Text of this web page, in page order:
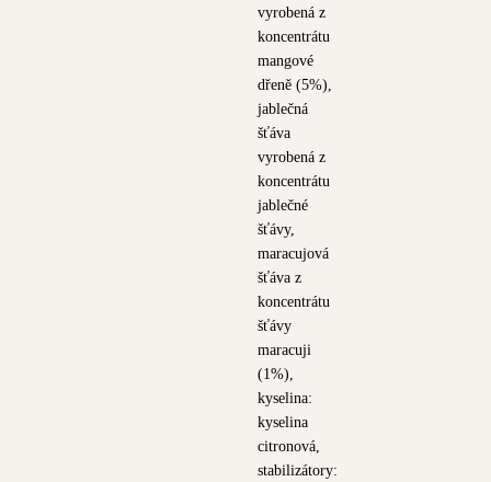
vyrobená z
koncentrátu
mangové
dřeně (5%),
jablečná
šťáva
vyrobená z
koncentrátu
jablečné
šťávy,
maracujová
šťáva z
koncentrátu
šťávy
maracuji
(1%),
kyselina:
kyselina
citronová,
stabilizátory: